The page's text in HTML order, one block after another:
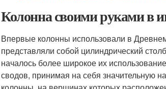
Колонна своими руками в
Впервые колонны использовали в
представляли собой цилиндрический
началось более широкое их
сводов, принимая на себя значительную